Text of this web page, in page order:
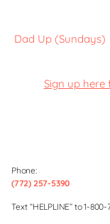
Dad Up (Sundays)
Sign up here
Phone:
(772) 257-5390
Text “HELPLINE” to 1-